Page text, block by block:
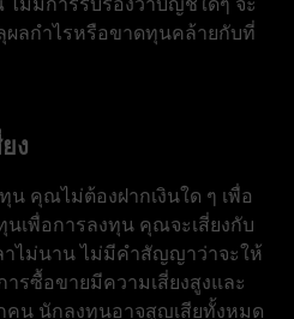
ลกำไรหรือขาดทุนคล้ายกับที่
ง
คุณไม่ต้องฝากเงินใด ๆ เพื่อ
นเพื่อการลงทุน คุณจะเสี่ยงกับ
าไม่นาน ไม่มีคำสัญญาว่าจะให้
รซื้อขายมีความเสี่ยงสูงและ
น นักลงทุนอาจสูญเสียทั้งหมด